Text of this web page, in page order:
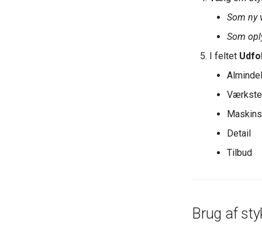
Som ny
Som
I feltet
Detail
Tilbud
Brug af